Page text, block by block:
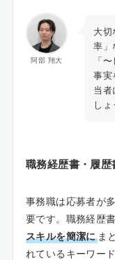
阿部 翔大
大切
率」
「
事実
当者
しょ
職務経歴書・履
事務職は応募者が
要です。職務経歴
スキルを簡潔にま
れているキーワー